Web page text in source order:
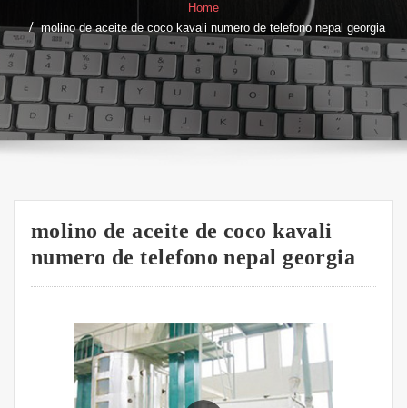
Home
molino de aceite de coco kavali numero de telefono nepal georgia
molino de aceite de coco kavali
numero de telefono nepal georgia